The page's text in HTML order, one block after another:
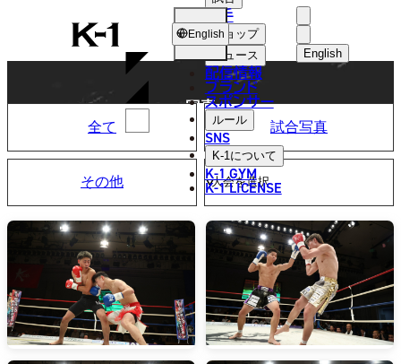
K-
1
English
العربية
選手
ショップ
ニュース
配信情報
ブランド
スポンサー
ルール
SNS
K-1について
K-1 GYM
K-1 LICENSE
English
PHOTO
写真
全て 試合写真
その他